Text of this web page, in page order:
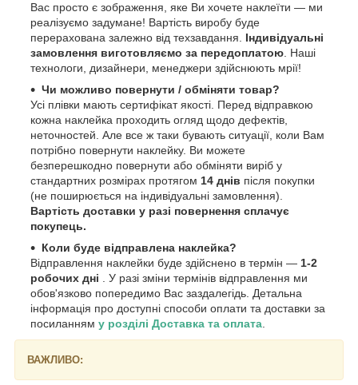
Вас просто є зображення, яке Ви хочете наклеїти — ми
реалізуємо задумане! Вартість виробу буде
перерахована залежно від техзавдання. Індивідуальні
замовлення виготовляємо за передоплатою . Наші
технологи, дизайнери, менеджери здійснюють мрії!
Чи можливо повернути / обміняти товар?
Усі плівки мають сертифікат якості. Перед відправкою
кожна наклейка проходить огляд щодо дефектів,
неточностей. Але все ж таки бувають ситуації, коли Вам
потрібно повернути наклейку. Ви можете
безперешкодно повернути або обміняти виріб у
стандартних розмірах протягом 14 днів після покупки
(не поширюється на індивідуальні замовлення).
Вартість доставки у разі повернення сплачує
покупець.
Коли буде відправлена наклейка?
Відправлення наклейки буде здійснено в термін — 1-2
робочих дні . У разі зміни термінів відправлення ми
обов'язково попередимо Вас заздалегідь. Детальна
інформація про доступні способи оплати та доставки за
посиланням у розділі Доставка та оплата
ВАЖЛИВО: